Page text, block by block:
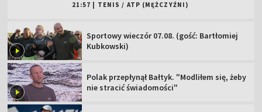
21:57 TENIS / ATP (MĘŻCZYŹNI)
Sportowy wieczór 07.08. (gość: Bartłomiej
Kubkowski)
Polak przepłynął Bałtyk. "Modliłem się, żeby
nie stracić świadomości"